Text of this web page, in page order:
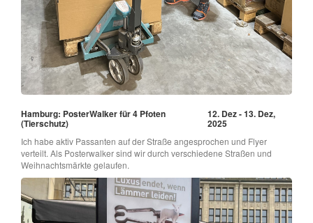
Hamburg: PosterWalker für 4 Pfoten
(Tierschutz)
12. Dez - 13. Dez,
2025
Ich habe aktiv Passanten auf der Straße angesprochen und Flyer
verteilt. Als Posterwalker sind wir durch verschiedene Straßen und
Weihnachtsmärkte gelaufen.